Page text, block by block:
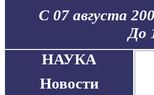
С 07 августа
До
НАУКА
Новости